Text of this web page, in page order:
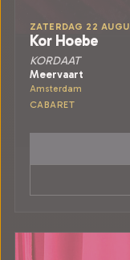
ZATERDAG 22
Kor Hoebe
KORDAAT
Meervaart
Amsterdam
CABARET